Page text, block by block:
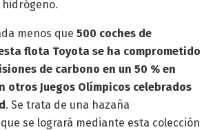
menos que 500 coches de
flota Toyota se ha comprometido
de carbono en un 50 % en
otros Juegos Olímpicos celebrados
. Se trata de una hazaña
se logrará mediante esta colección